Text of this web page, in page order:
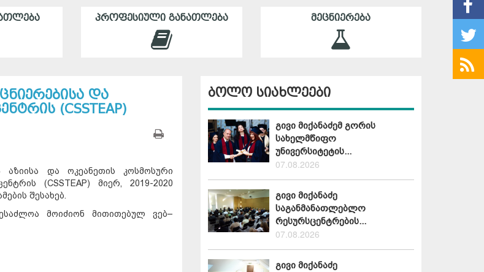
ᲞᲠᲝᲤᲔᲡᲘᲣᲚᲘ ᲒᲐᲜᲐᲗᲚᲔᲑᲐ ᲛᲔᲪᲜᲘᲔᲠᲔᲑᲐ
და
(CSSTEAP)
და ოკეანეთის კოსმოსური
(CSSTEAP) მიერ, 2019-2020
შესახებ.
მოიძიონ მითითებულ ვებ–
ბოლო სიახლეები
გივი მიქანაძემ გორის
სახელმწიფო
უნივერსიტეტის...
07.08.2026
გივი მიქანაძე
საგანმანათლებლო
რესურსცენტრების...
07.08.2026
გივი მიქანაძე